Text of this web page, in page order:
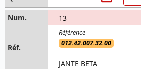
13
012.42.007.32.00
JANTE BETA